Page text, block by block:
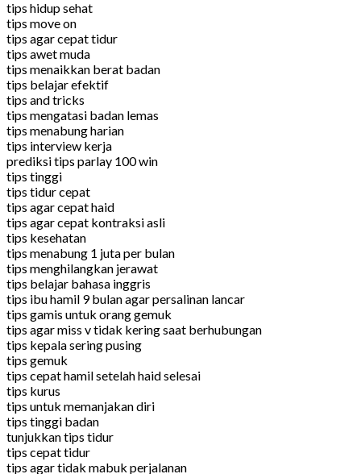
tips hidup sehat
tips move on
tips agar cepat tidur
tips awet muda
tips menaikkan berat badan
tips belajar efektif
tips and tricks
tips mengatasi badan lemas
tips menabung harian
tips interview kerja
prediksi tips parlay 100 win
tips tinggi
tips tidur cepat
tips agar cepat haid
tips agar cepat kontraksi asli
tips kesehatan
tips menabung 1 juta per bulan
tips menghilangkan jerawat
tips belajar bahasa inggris
tips ibu hamil 9 bulan agar persalinan lancar
tips gamis untuk orang gemuk
tips agar miss v tidak kering saat berhubungan
tips kepala sering pusing
tips gemuk
tips cepat hamil setelah haid selesai
tips kurus
tips untuk memanjakan diri
tips tinggi badan
tunjukkan tips tidur
tips cepat tidur
tips agar tidak mabuk perjalanan